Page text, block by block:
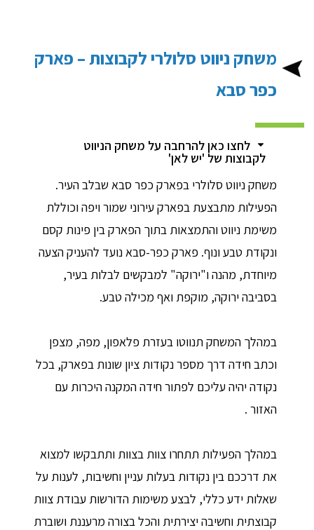
משחק ניווט סלולרי לקבוצות – פארק
כפר סבא
לחצו כאן להרחבה על משחק הניווט
לקבוצות של 'יש לאן'
משחק ניווט סלולרי בפארק כפר סבא שבלב העיר.
הפעילות מתבצעת בפארק עירוני שמור ויפה וכוללת
משימת ניווט והתמצאות בתוך הפארק בין פינות קסם
ונקודת טבע ונוף. פארק כפר-סבא נועד להעניק הצעה
מיוחדת, מהנה ו"ירוקה" למבקשים לבלות בעיר,
בסביבה ירוקה, מוקפת ואף מכילה טבע.
במהלך המשחק תנווטו בעזרת פלאפון, מפה, מצפן
וכתב חידה דרך מספר נקודות ציון שונות בפארק, בכל
נקודה יהיה עליכם לפתור חידה המקנה היכרות עם
האזור .
במהלך הפעילות תתחרו צוות בצוות ותתבקשו למצוא
את דרככם בין נקודות בעלות עניין וחשיבות, לענות על
שאלות ידע כללי, לבצע משימות הדורשות עבודת צוות
קבוצתית וחשיבה יצירתית והכל בצורה מרעננת ושוברת